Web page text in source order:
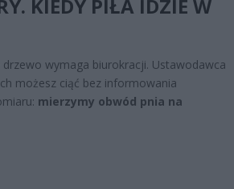
KIEDY PIŁA IDZIE W
wymaga biurokracji. Ustawodawca
możesz ciąć bez informowania
mierzymy obwód pnia na